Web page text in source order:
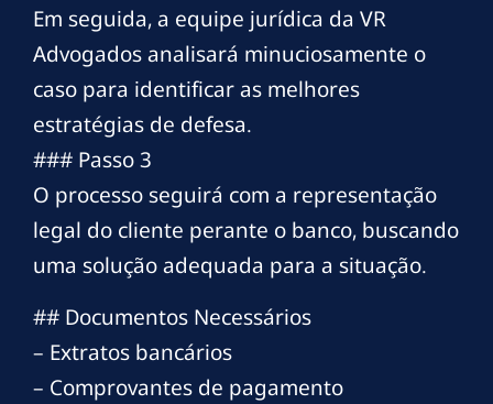
Em seguida, a equipe jurídica da VR
Advogados analisará minuciosamente o
caso para identificar as melhores
estratégias de defesa.
### Passo 3
O processo seguirá com a representação
legal do cliente perante o banco, buscando
uma solução adequada para a situação.
## Documentos Necessários
– Extratos bancários
– Comprovantes de pagamento